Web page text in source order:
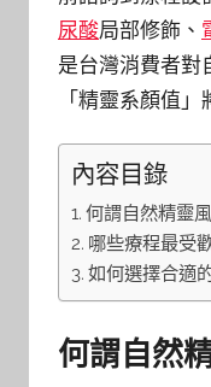
尿酸局部修飾、
是台灣消費者對
「精靈系顏值
內容目錄
何謂自然精靈
哪些療程最受
如何選擇合適
何謂自然